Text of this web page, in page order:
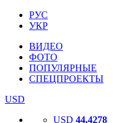
РУС
УКР
ВИДЕО
ФОТО
ПОПУЛЯРНЫЕ
СПЕЦПРОЕКТЫ
USD
USD 44.4278